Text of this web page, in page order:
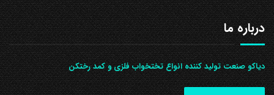
درباره ما
دیاکو صنعت تولید کننده انواع تختخواب فلزی و کمد رختکن